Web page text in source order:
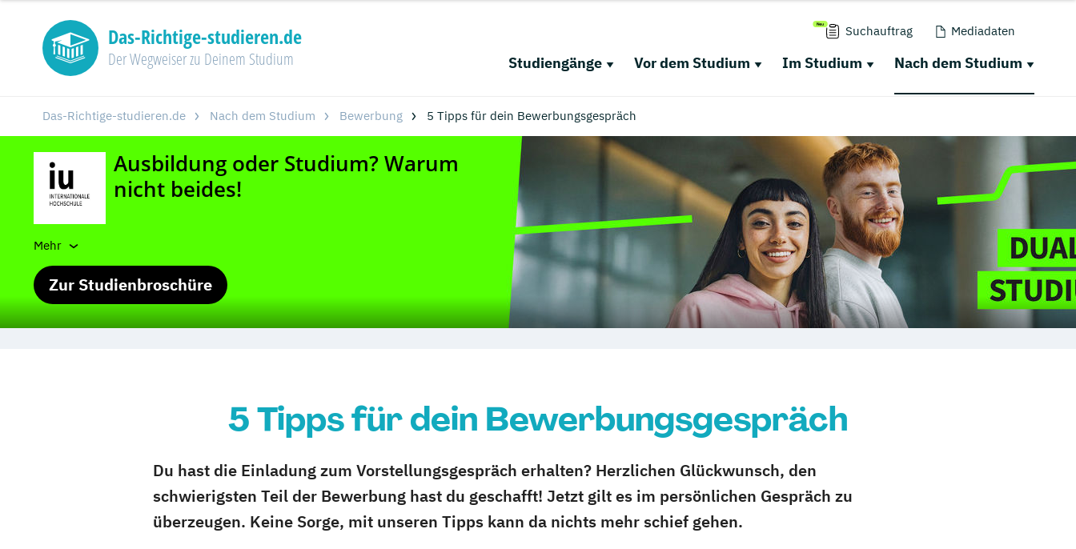
Das-Richtige-studieren.de
Der Wegweiser zu Deinem Studium
Suchauftrag Mediadaten
Studiengänge Vor dem Studium Im Studium Nach dem Studium
Das-Richtige-studieren.de Nach dem Studium Bewerbung 5 Tipps für dein Bewerbungsgespräch
Mehr
Zur Studienbroschüre
5 Tipps für dein Bewerbungsgespräch
Du hast die Einladung zum Vorstellungsgespräch erhalten? Herzlichen Glückwunsch, den
schwierigsten Teil der Bewerbung hast du geschafft! Jetzt gilt es im persönlichen Gespräch zu
überzeugen. Keine Sorge, mit unseren Tipps kann da nichts mehr schief gehen.